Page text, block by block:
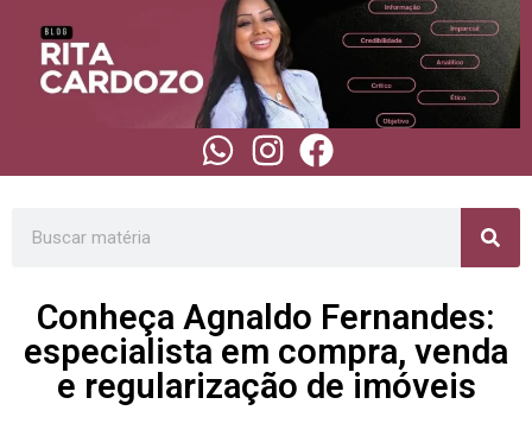
Conheça Agnaldo Fernandes:
especialista em compra, venda
e regularização de imóveis